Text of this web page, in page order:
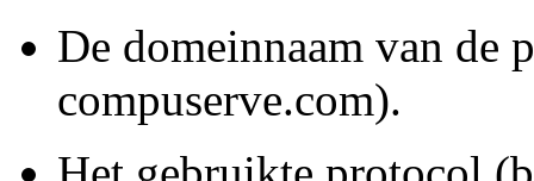
De domeinnaam van de
compuserve.com).